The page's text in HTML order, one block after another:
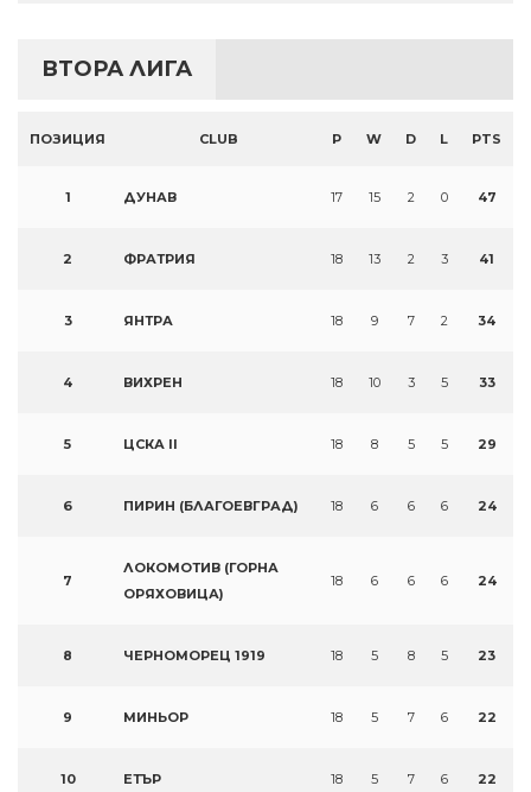
ВТОРА ЛИГА
ПОЗИЦИЯ CLUB P W D L PTS
1 ДУНАВ 17 15 2 0 47
2 ФРАТРИЯ 18 13 2 3 41
3 ЯНТРА 18 9 7 2 34
4 ВИХРЕН 18 10 3 5 33
5 ЦСКА II 18 8 5 5 29
6 ПИРИН (БЛАГОЕВГРАД) 18 6 6 6 24
7
ЛОКОМОТИВ (ГОРНА
ОРЯХОВИЦА)
18 6 6 6 24
8 ЧЕРНОМОРЕЦ 1919 18 5 8 5 23
9 МИНЬОР 18 5 7 6 22
10 ЕТЪР 18 5 7 6 22